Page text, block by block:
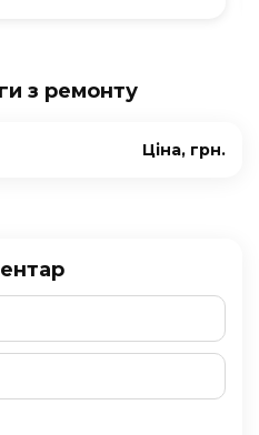
з ремонту
Ціна, грн.